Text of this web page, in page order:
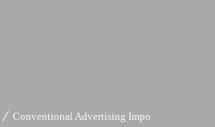
Conventional Advertising Impo